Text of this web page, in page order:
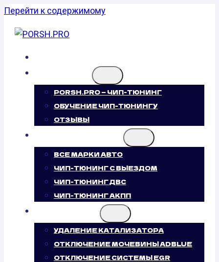
Перейти к содержимому
PORSH.PRO — ЧИП-ТЮНИНГ
ОБУЧЕНИЕ ЧИП-ТЮНИНГУ
ОТЗЫВЫ
ВСЕ МАРКИ АВТО
ЧИП-ТЮНИНГ С ВЫЕЗДОМ
ЧИП-ТЮНИНГ ДВС
ЧИП-ТЮНИНГ АКПП
УДАЛЕНИЕ КАТАЛИЗАТОРА
ОТКЛЮЧЕНИЕ МОЧЕВИНЫ ADBLUE
ОТКЛЮЧЕНИЕ СИСТЕМЫ EGR